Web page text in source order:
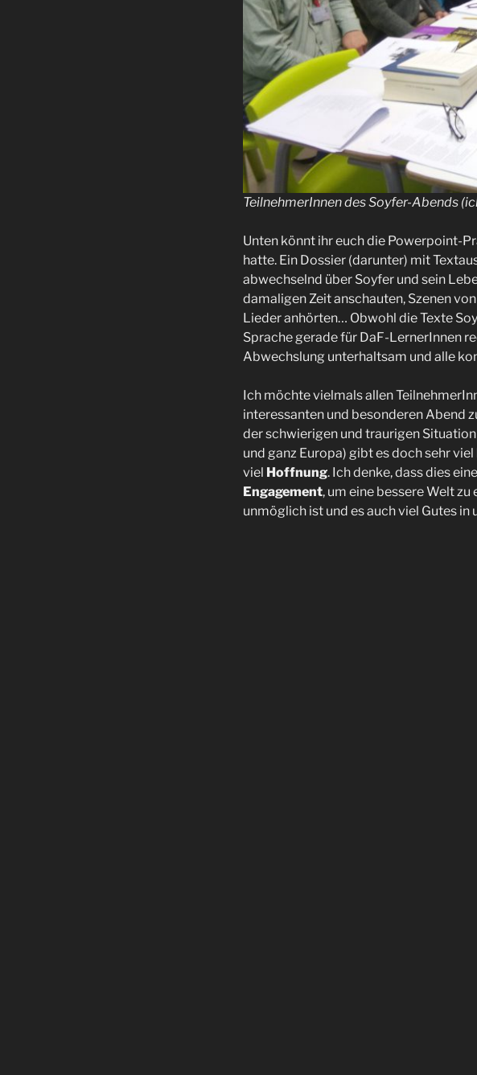
TeilnehmerInnen des Soyfer-Abends
Unten könnt ihr euch die Powerpoint-
hatte. Ein Dossier (darunter) mit
abwechselnd über Soyfer und sein
damaligen Zeit anschauten, Szenen
Lieder anhörten… Obwohl die Texte
Sprache gerade für DaF-LernerInnen
Abwechslung unterhaltsam und alle
Ich möchte vielmals allen
interessanten und besonderen Abend
der schwierigen und traurigen
und ganz Europa) gibt es doch sehr viel
viel Hoffnung. Ich denke, dass dies
Engagement, um eine bessere Welt
unmöglich ist und es auch viel Gutes in